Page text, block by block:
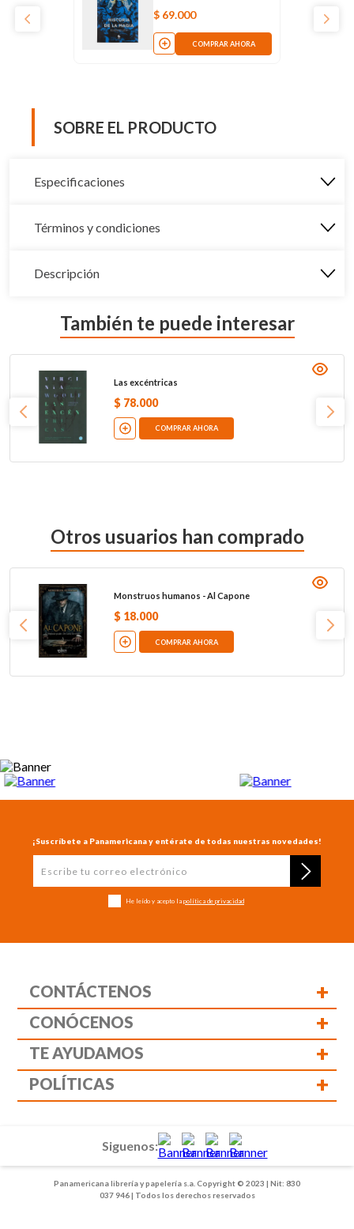
$ 69.000
COMPRAR AHORA
SOBRE EL PRODUCTO
Especificaciones
Términos y condiciones
Descripción
También te puede interesar
Las excéntricas
$ 78.000
COMPRAR AHORA
Otros usuarios han comprado
Monstruos humanos - Al Capone
$ 18.000
COMPRAR AHORA
¡Suscríbete a Panamericana y entérate de todas nuestras novedades!
He leído y acepto la política de privacidad
CONTÁCTENOS +
CONÓCENOS +
TE AYUDAMOS +
POLÍTICAS +
Panamericana librería y papelería s.a. Copyright © 2023 | Nit: 830
037 946 | Todos los derechos reservados
Siguenos: